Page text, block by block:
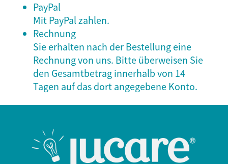
PayPal
Mit PayPal zahlen.
Rechnung
Sie erhalten nach der Bestellung eine
Rechnung von uns. Bitte überweisen Sie
den Gesamtbetrag innerhalb von 14
Tagen auf das dort angegebene Konto.